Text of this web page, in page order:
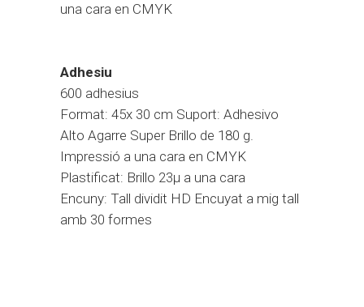
una cara en CMYK
Adhesiu
600 adhesius
Format: 45x 30 cm Suport: Adhesivo
Alto Agarre Super Brillo de 180 g.
Impressió a una cara en CMYK
Plastificat: Brillo 23µ a una cara
Encuny: Tall dividit HD Encuyat a mig tall
amb 30 formes